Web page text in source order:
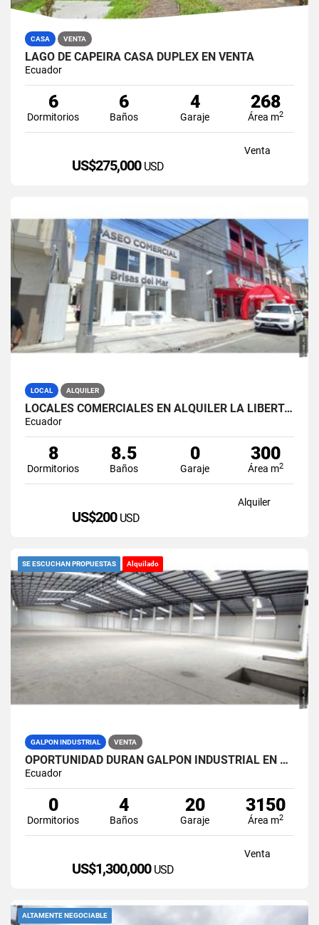
CASA VENTA
LAGO DE CAPEIRA CASA DUPLEX EN VENTA
Ecuador
6
Dormitorios
6
Baños
4
Garaje
268
Área m2
Venta
US$275,000 USD
LOCAL ALQUILER
LOCALES COMERCIALES EN ALQUILER LA LIBERTAD AV. 9 OCTUBRE
Ecuador
8
Dormitorios
8.5
Baños
0
Garaje
300
Área m2
Alquiler
US$200 USD
SE ESCUCHAN PROPUESTAS Alquilado
GALPON INDUSTRIAL VENTA
OPORTUNIDAD DURAN GALPON INDUSTRIAL EN VENTA LAS BRISAS
Ecuador
0
Dormitorios
4
Baños
20
Garaje
3150
Área m2
Venta
US$1,300,000 USD
ALTAMENTE NEGOCIABLE